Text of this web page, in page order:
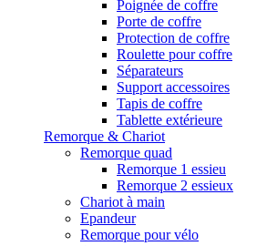
Poignée de coffre
Porte de coffre
Protection de coffre
Roulette pour coffre
Séparateurs
Support accessoires
Tapis de coffre
Tablette extérieure
Remorque & Chariot
Remorque quad
Remorque 1 essieu
Remorque 2 essieux
Chariot à main
Epandeur
Remorque pour vélo